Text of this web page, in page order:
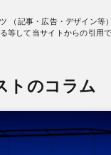
（記事・広告・デザイン
等して当サイトからの引
トのコラム